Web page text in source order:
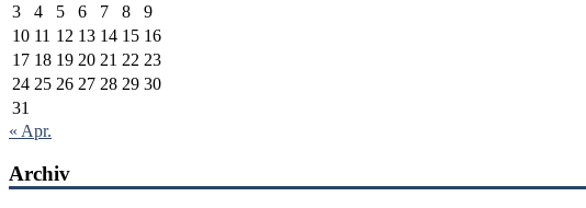
3
4 5 6 7 8
9
10 11 12 13 14 15 16
17 18 19 20 21 22 23
24 25 26 27 28 29 30
31
« Apr.
Archiv